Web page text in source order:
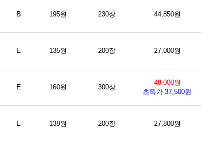
B 195원 230장 44,850원
E 135원 200장 27,000원
E 160원 300장
48,000원
초특가 37,500원
E 139원 200장 27,800원